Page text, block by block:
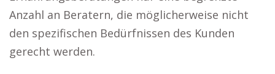
Anzahl an Beratern, die möglicherweise nicht
den spezifischen Bedürfnissen des Kunden
gerecht werden.